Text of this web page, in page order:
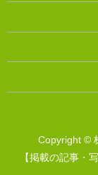
Copyright ©
【掲載の記事・